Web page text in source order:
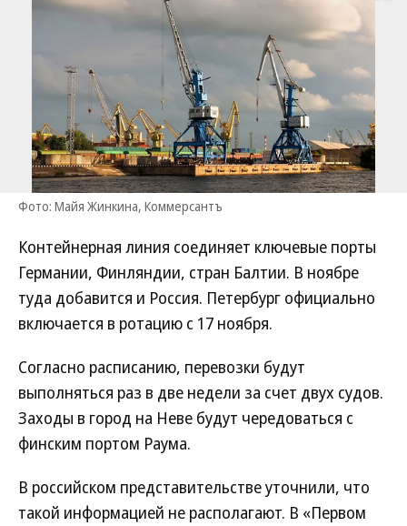
Фото: Майя Жинкина, Коммерсантъ
Контейнерная линия соединяет ключевые порты
Германии, Финляндии, стран Балтии. В ноябре
туда добавится и Россия. Петербург официально
включается в ротацию с 17 ноября.
Согласно расписанию, перевозки будут
выполняться раз в две недели за счет двух судов.
Заходы в город на Неве будут чередоваться с
финским портом Раума.
В российском представительстве уточнили, что
такой информацией не располагают. В «Первом